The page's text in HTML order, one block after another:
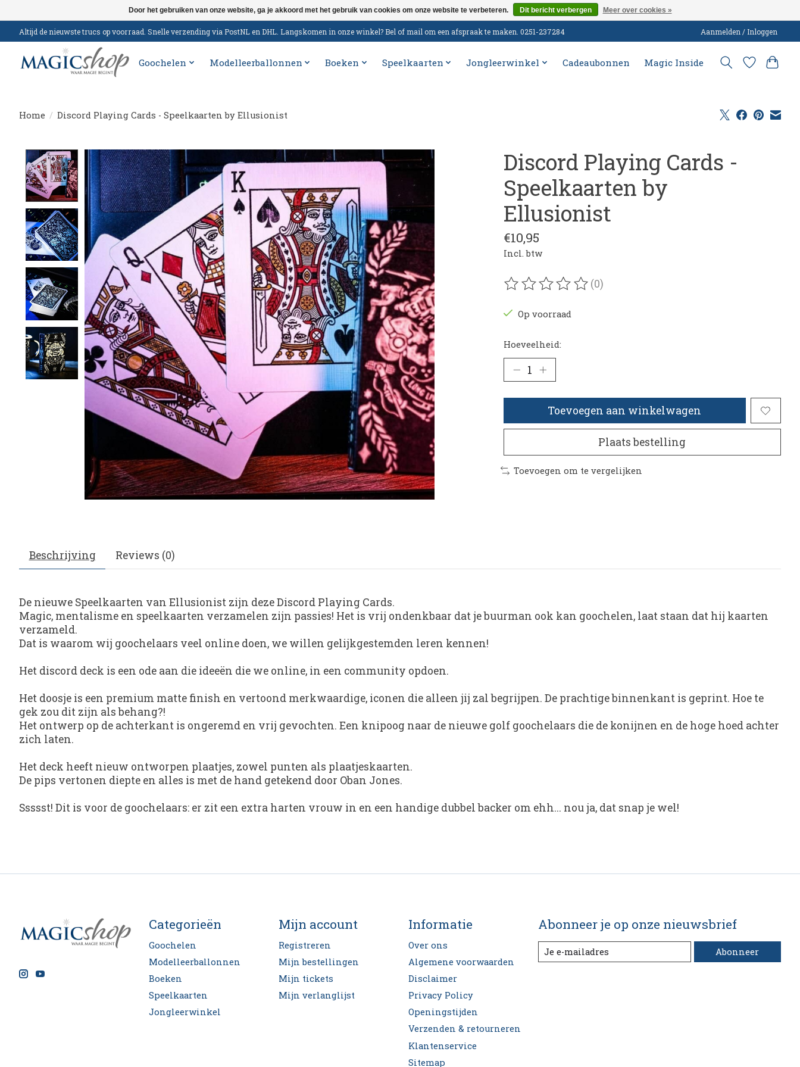
Altijd de nieuwste trucs op voorraad. Snelle verzending via PostNL en DHL. Langskomen in onze winkel? Bel of mail om een afspraak te maken. 0251-237284 Aanmelden / Inloggen
Goochelen Modelleerballonnen Boeken Speelkaarten Jongleerwinkel Cadeaubonnen Magic Inside
Home / Discord Playing Cards - Speelkaarten by Ellusionist
Product image slideshow Items
Discord Playing Cards -
Speelkaarten by
Ellusionist
€10,95
Incl. btw
De beoordeling van dit product is
(0)
Op voorraad
Hoeveelheid:
Toevoegen aan winkelwagen
Plaats bestelling
Toevoegen om te vergelijken
Beschrijving Reviews (0)
De nieuwe Speelkaarten van Ellusionist zijn deze Discord Playing Cards.
Magic, mentalisme en speelkaarten verzamelen zijn passies! Het is vrij ondenkbaar dat je buurman ook kan goochelen, laat staan dat hij kaarten
verzameld.
Dat is waarom wij goochelaars veel online doen, we willen gelijkgestemden leren kennen!
Het discord deck is een ode aan die ideeën die we online, in een community opdoen.
Het doosje is een premium matte finish en vertoond merkwaardige, iconen die alleen jij zal begrijpen. De prachtige binnenkant is geprint. Hoe te
gek zou dit zijn als behang?!
Het ontwerp op de achterkant is ongeremd en vrij gevochten. Een knipoog naar de nieuwe golf goochelaars die de konijnen en de hoge hoed achter
zich laten.
Het deck heeft nieuw ontworpen plaatjes, zowel punten als plaatjeskaarten.
De pips vertonen diepte en alles is met de hand getekend door Oban Jones.
Ssssst! Dit is voor de goochelaars: er zit een extra harten vrouw in en een handige dubbel backer om ehh... nou ja, dat snap je wel!
Categorieën
Goochelen
Modelleerballonnen
Boeken
Speelkaarten
Jongleerwinkel
Mijn account
Registreren
Mijn bestellingen
Mijn tickets
Mijn verlanglijst
Informatie
Over ons
Algemene voorwaarden
Disclaimer
Privacy Policy
Openingstijden
Verzenden & retourneren
Klantenservice
Sitemap
Abonneer je op onze nieuwsbrief
Abonneer
Door het gebruiken van onze website, ga je akkoord met het gebruik van cookies om onze website te verbeteren. Dit bericht verbergen Meer over cookies »